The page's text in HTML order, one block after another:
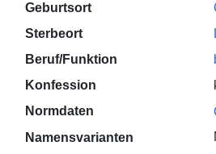
Geburtsort
Sterbeort
Beruf/Funktion
Konfession
Normdaten
Namensvarianten